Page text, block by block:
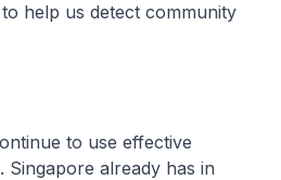
help us detect community
to use effective
already has in